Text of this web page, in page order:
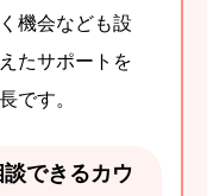
機会なども設
たサポートを
です。
できるカウ